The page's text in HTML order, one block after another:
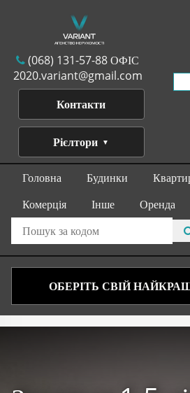
(068) 131-57-88 ОФІС
2020.variant@gmail.com
Контакти
Рієлтори
Головна Будинки
Комерція
Інше Оренда
ОБЕРІТЬ СВІЙ